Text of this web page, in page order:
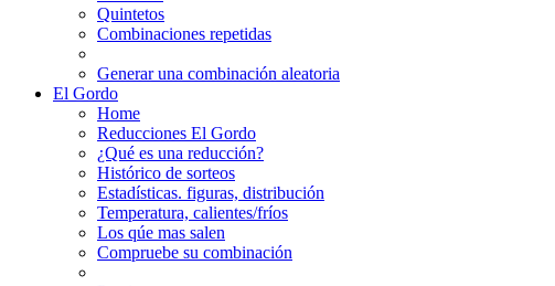
Quintetos
Combinaciones repetidas
Generar una combinación aleatoria
El Gordo
Home
Reducciones El Gordo
¿Qué es una reducción?
Histórico de sorteos
Estadísticas. figuras, distribución
Temperatura, calientes/fríos
Los qúe mas salen
Compruebe su combinación